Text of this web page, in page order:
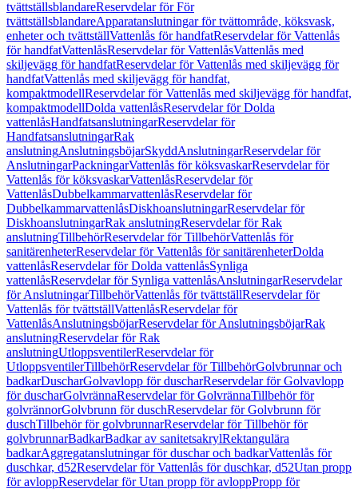
tvättställsblandareReservdelar för För
tvättställsblandareApparatanslutningar för tvättområde, köksvask,
enheter och tvättställVattenlås för handfatReservdelar för Vattenlås
för handfatVattenlåsReservdelar för VattenlåsVattenlås med
skiljevägg för handfatReservdelar för Vattenlås med skiljevägg för
handfatVattenlås med skiljevägg för handfat,
kompaktmodellReservdelar för Vattenlås med skiljevägg för handfat,
kompaktmodellDolda vattenlåsReservdelar för Dolda
vattenlåsHandfatsanslutningarReservdelar för
HandfatsanslutningarRak
anslutningAnslutningsböjarSkyddAnslutningarReservdelar för
AnslutningarPackningarVattenlås för köksvaskarReservdelar för
Vattenlås för köksvaskarVattenlåsReservdelar för
VattenlåsDubbelkammarvattenlåsReservdelar för
DubbelkammarvattenlåsDiskhoanslutningarReservdelar för
DiskhoanslutningarRak anslutningReservdelar för Rak
anslutningTillbehörReservdelar för TillbehörVattenlås för
sanitärenheterReservdelar för Vattenlås för sanitärenheterDolda
vattenlåsReservdelar för Dolda vattenlåsSynliga
vattenlåsReservdelar för Synliga vattenlåsAnslutningarReservdelar
för AnslutningarTillbehörVattenlås för tvättställReservdelar för
Vattenlås för tvättställVattenlåsReservdelar för
VattenlåsAnslutningsböjarReservdelar för AnslutningsböjarRak
anslutningReservdelar för Rak
anslutningUtloppsventilerReservdelar för
UtloppsventilerTillbehörReservdelar för TillbehörGolvbrunnar och
badkarDuscharGolvavlopp för duscharReservdelar för Golvavlopp
för duscharGolvrännaReservdelar för GolvrännaTillbehör för
golvrännorGolvbrunn för duschReservdelar för Golvbrunn för
duschTillbehör för golvbrunnarReservdelar för Tillbehör för
golvbrunnarBadkarBadkar av sanitetsakrylRektangulära
badkarAggregatanslutningar för duschar och badkarVattenlås för
duschkar, d52Reservdelar för Vattenlås för duschkar, d52Utan propp
för avloppReservdelar för Utan propp för avloppPropp för